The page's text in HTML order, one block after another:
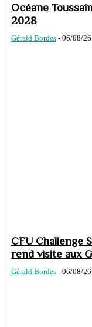
Océane
2028
Gérald Bordes - 06/08/26
CFU Challenge
rend visite aux
Gérald Bordes - 06/08/26